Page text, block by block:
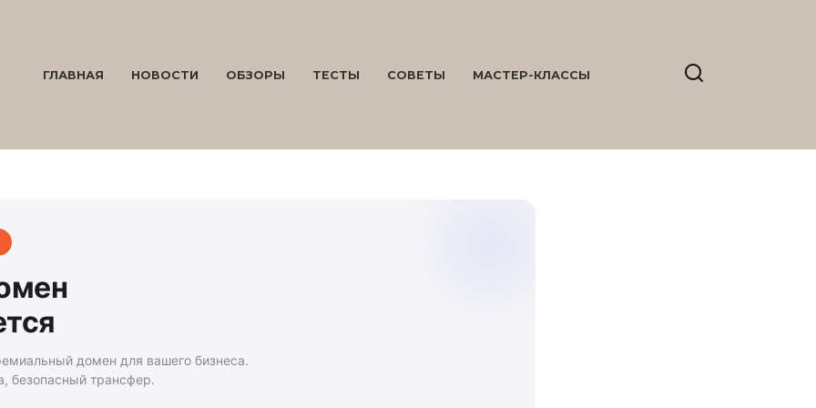
ГЛАВНАЯ НОВОСТИ ОБЗОРЫ ТЕСТЫ СОВЕТЫ МАСТЕР-КЛАССЫ
домен для вашего бизнеса.
безопасный трансфер.